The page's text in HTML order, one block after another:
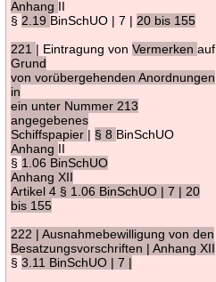
Anhang II
§ 2.19 BinSchUO | 7 | 20 bis 155
221 | Eintragung vonVermerkenauf
Grund
von vorübergehenden Anordnungen
in
ein unter Nummer 213
angegebenes
Schiffspapier | § 8 BinSchUO
Anhang II
§ 1.06 BinSchUO
Anhang XII
Artikel 4 § 1.06 BinSchUO | 7 | 20
bis 155
222 | Ausnahmebewilligung von den
Besatzungsvorschriften | Anhang XII
§3.11 BinSchUO | 7 |